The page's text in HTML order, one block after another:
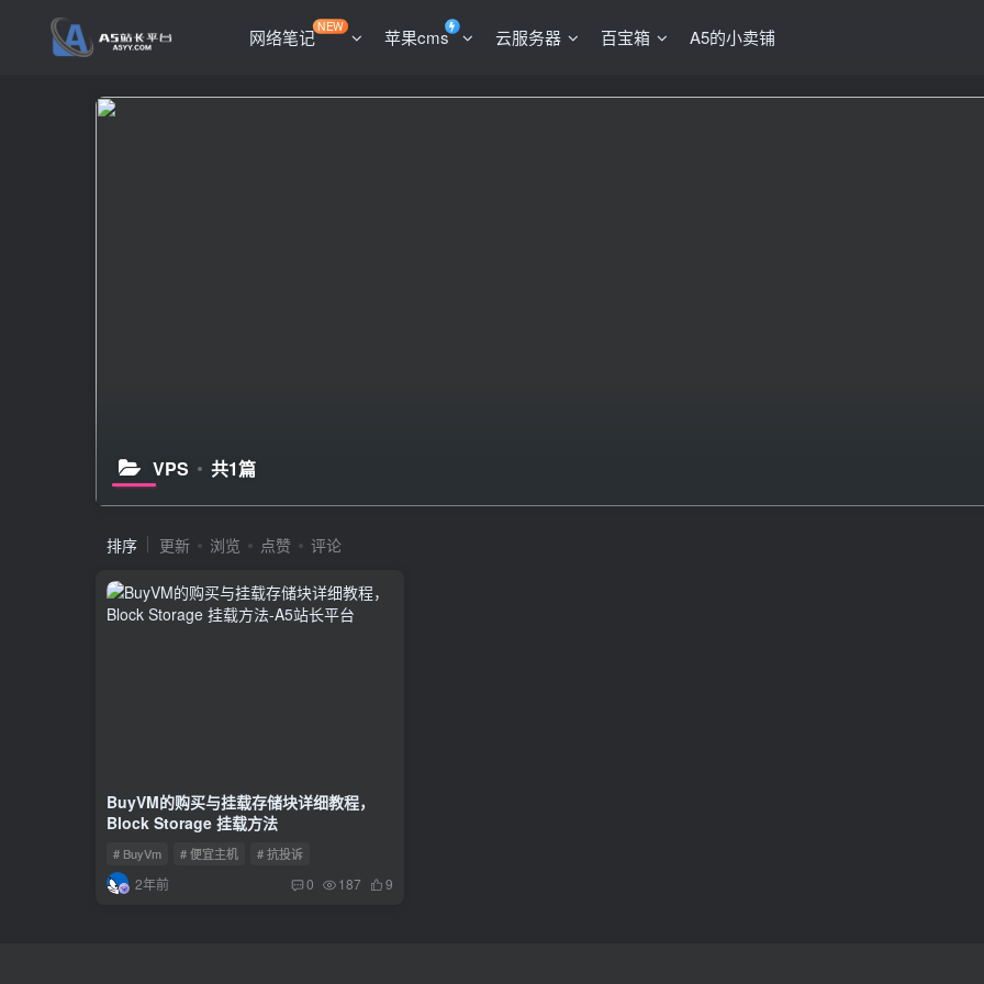
网络笔记NEW 苹果cms 云服务器 百宝箱 A5的小卖铺
VPS 共1篇
排序 更新 浏览 点赞 评论
BuyVM的购买与挂载存储块详细教程，
Block Storage 挂载方法
# BuyVm # 便宜主机 # 抗投诉
2年前 0 187 9